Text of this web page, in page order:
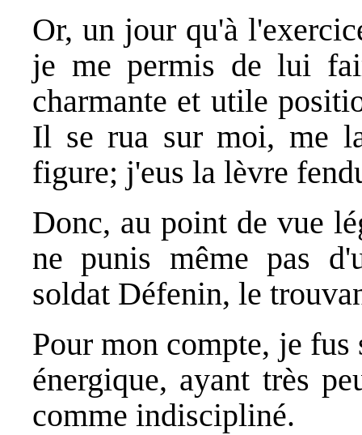
Or, un jour qu'à
je me permis de lui
charmante et utile
Il se rua sur moi, me
figure; j'eus la lèvre
Donc, au point de vue
ne punis même pas
soldat Défenin, le
Pour mon compte, je
énergique, ayant très
comme indiscipliné.